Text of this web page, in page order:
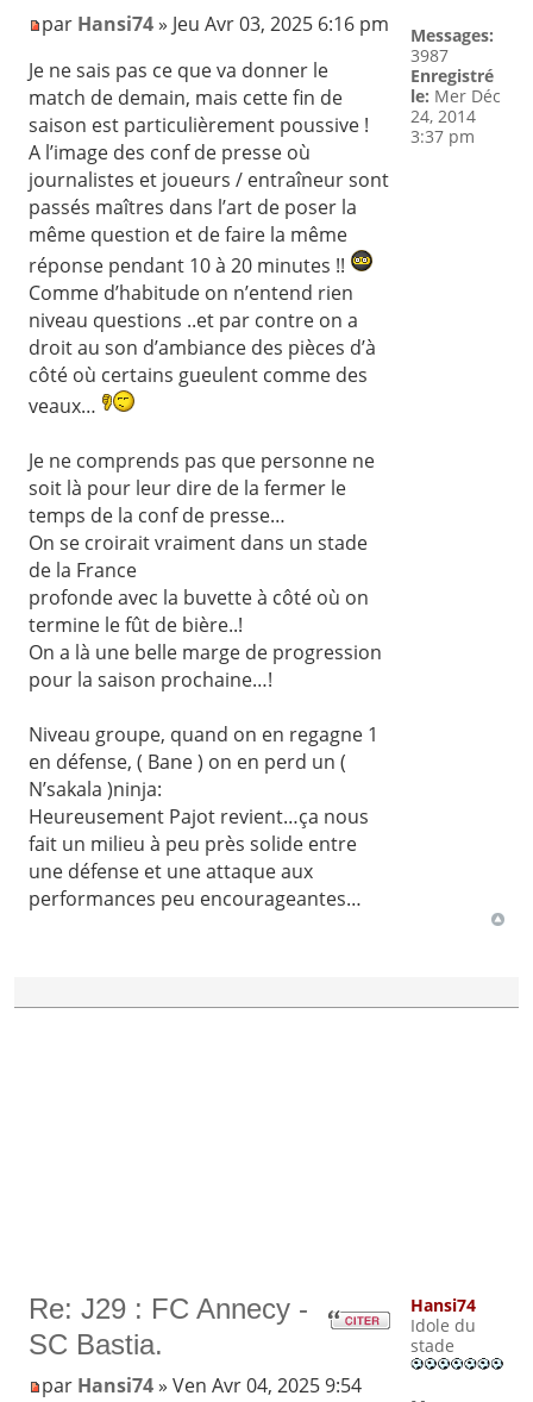
par Hansi74» Jeu Avr 03, 2025 6:16 pm
Je ne sais pas ce que va donner le
match de demain, mais cette fin de
saison est particulièrement poussive !
A l’image des conf de presse où
journalistes et joueurs / entraîneur sont
passés maîtres dans l’art de poser la
même question et de faire la même
réponse pendant 10 à 20 minutes !!
Comme d’habitude on n’entend rien
niveau questions ..et par contre on a
droit au son d’ambiance des pièces d’à
côté où certains gueulent comme des
veaux…
Je ne comprends pas que personne ne
soit là pour leur dire de la fermer le
temps de la conf de presse…
On se croirait vraiment dans un stade
de la France
profonde avec la buvette à côté où on
termine le fût de bière..!
On a là une belle marge de progression
pour la saison prochaine…!
Niveau groupe, quand on en regagne 1
en défense, ( Bane ) on en perd un (
N’sakala )ninja:
Heureusement Pajot revient…ça nous
fait un milieu à peu près solide entre
une défense et une attaque aux
performances peu encourageantes…
Messages:
3987
Enregistré
le: Mer Déc
24, 2014
3:37 pm
Re: J29 : FC Annecy -
SC Bastia.
par Hansi74» Ven Avr 04, 2025 9:54
Hansi74
Idole du
stade